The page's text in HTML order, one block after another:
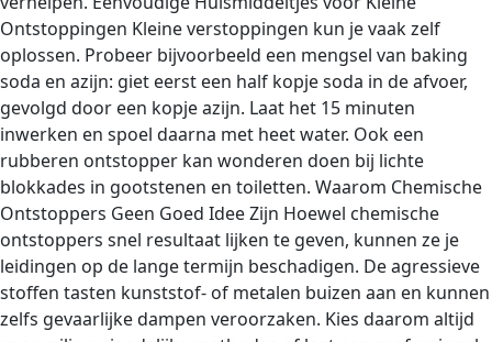
Ontstoppingen Kleine verstoppingen kun je vaak zelf
oplossen. Probeer bijvoorbeeld een mengsel van baking
soda en azijn: giet eerst een half kopje soda in de afvoer,
gevolgd door een kopje azijn. Laat het 15 minuten
inwerken en spoel daarna met heet water. Ook een
rubberen ontstopper kan wonderen doen bij lichte
blokkades in gootstenen en toiletten. Waarom Chemische
Ontstoppers Geen Goed Idee Zijn Hoewel chemische
ontstoppers snel resultaat lijken te geven, kunnen ze je
leidingen op de lange termijn beschadigen. De agressieve
stoffen tasten kunststof- of metalen buizen aan en kunnen
zelfs gevaarlijke dampen veroorzaken. Kies daarom altijd